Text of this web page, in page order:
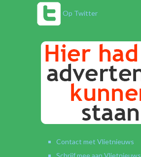
Op Twitter
Contact met Vlietnieuws
Schrijf mee aan Vlietnieuws